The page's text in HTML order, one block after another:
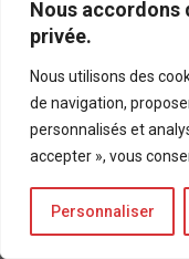
Nous accordons
privée.
Nous utilisons des
de navigation,
personnalisés et
accepter », vous
Personnaliser
Mentions légales-
Bluesky
LinkedIn
Twitter